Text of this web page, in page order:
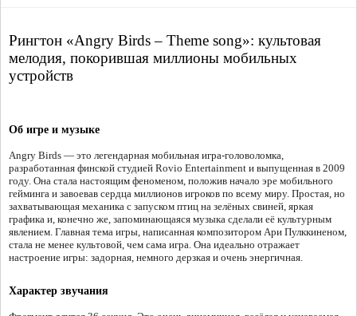
Рингтон «Angry Birds – Theme song»: культовая
мелодия, покорившая миллионы мобильных
устройств
Об игре и музыке
Angry Birds — это легендарная мобильная игра-головоломка,
разработанная финской студией Rovio Entertainment и выпущенная в 2009
году. Она стала настоящим феноменом, положив начало эре мобильного
гейминга и завоевав сердца миллионов игроков по всему миру. Простая, но
захватывающая механика с запуском птиц на зелёных свиней, яркая
графика и, конечно же, запоминающаяся музыка сделали её культурным
явлением. Главная тема игры, написанная композитором Ари Пулккиненом,
стала не менее культовой, чем сама игра. Она идеально отражает
настроение игры: задорная, немного дерзкая и очень энергичная.
Характер звучания